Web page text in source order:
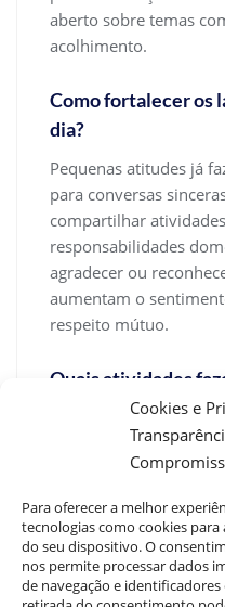
Cookies e
Para oferecer a melhor
tecnologias como cookies
do seu dispositivo. O
nos permite processar dados
de navegação e
aberto sobre temas
acolhimento.
Como fortalecer os
dia?
Pequenas atitudes já
para conversas
compartilhar
responsabilidades
agradecer ou
aumentam o
respeito mútuo.
Quais atividades
Vale investir em
caminhar ao ar livre,
em comum acordo,
que todos participem
fortalecendo assim a